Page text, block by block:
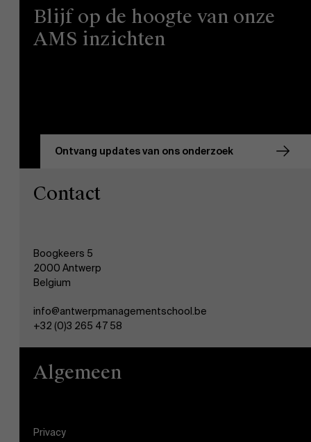
Blijf op de hoogte van onze
AMS inzichten
Ontvang updates van ons onderzoek
Contact
Boogkeers 5
2000 Antwerp
Belgium
info@antwerpmanagementschool.be
+32 (0)3 265 47 58
Algemeen
Privacy